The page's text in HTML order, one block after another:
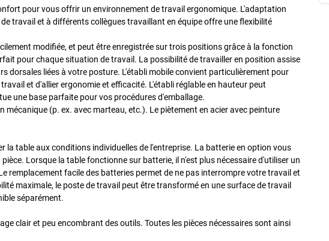
pour vous offrir un environnement de travail ergonomique. L'adaptation
travail et à différents collègues travaillant en équipe offre une flexibilité
modifiée, et peut être enregistrée sur trois positions grâce à la fonction
pour chaque situation de travail. La possibilité de travailler en position assise
dorsales liées à votre posture. L'établi mobile convient particulièrement pour
et d'allier ergonomie et efficacité. L'établi réglable en hauteur peut
une base parfaite pour vos procédures d'emballage.
(p. ex. avec marteau, etc.). Le piètement en acier avec peinture
table aux conditions individuelles de l'entreprise. La batterie en option vous
Lorsque la table fonctionne sur batterie, il n'est plus nécessaire d'utiliser un
remplacement facile des batteries permet de ne pas interrompre votre travail et
maximale, le poste de travail peut être transformé en une surface de travail
séparément.
clair et peu encombrant des outils. Toutes les pièces nécessaires sont ainsi